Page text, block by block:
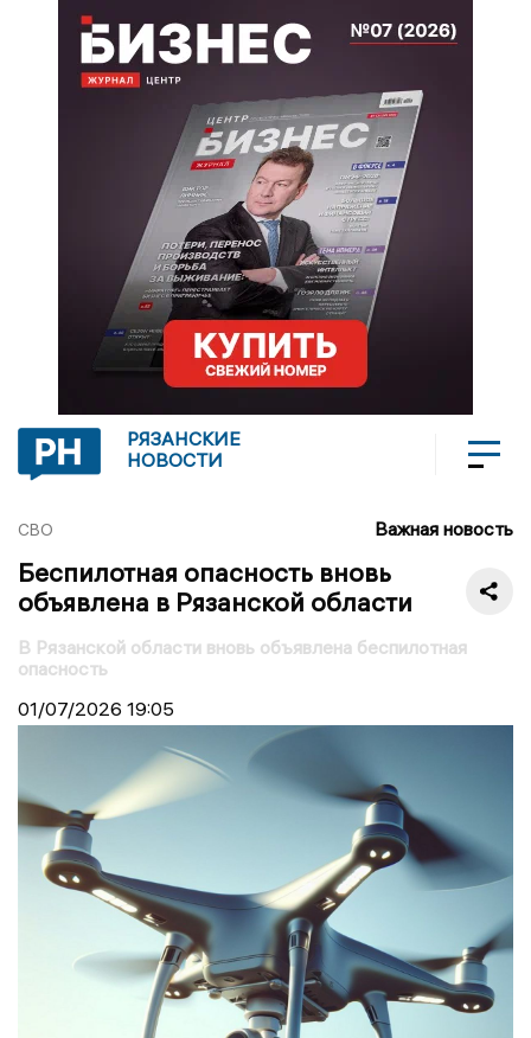
РЯЗАНСКИЕ
НОВОСТИ
СВО Важная новость
Беспилотная опасность вновь
объявлена в Рязанской области
В Рязанской области вновь объявлена беспилотная
опасность
01/07/2026 19:05